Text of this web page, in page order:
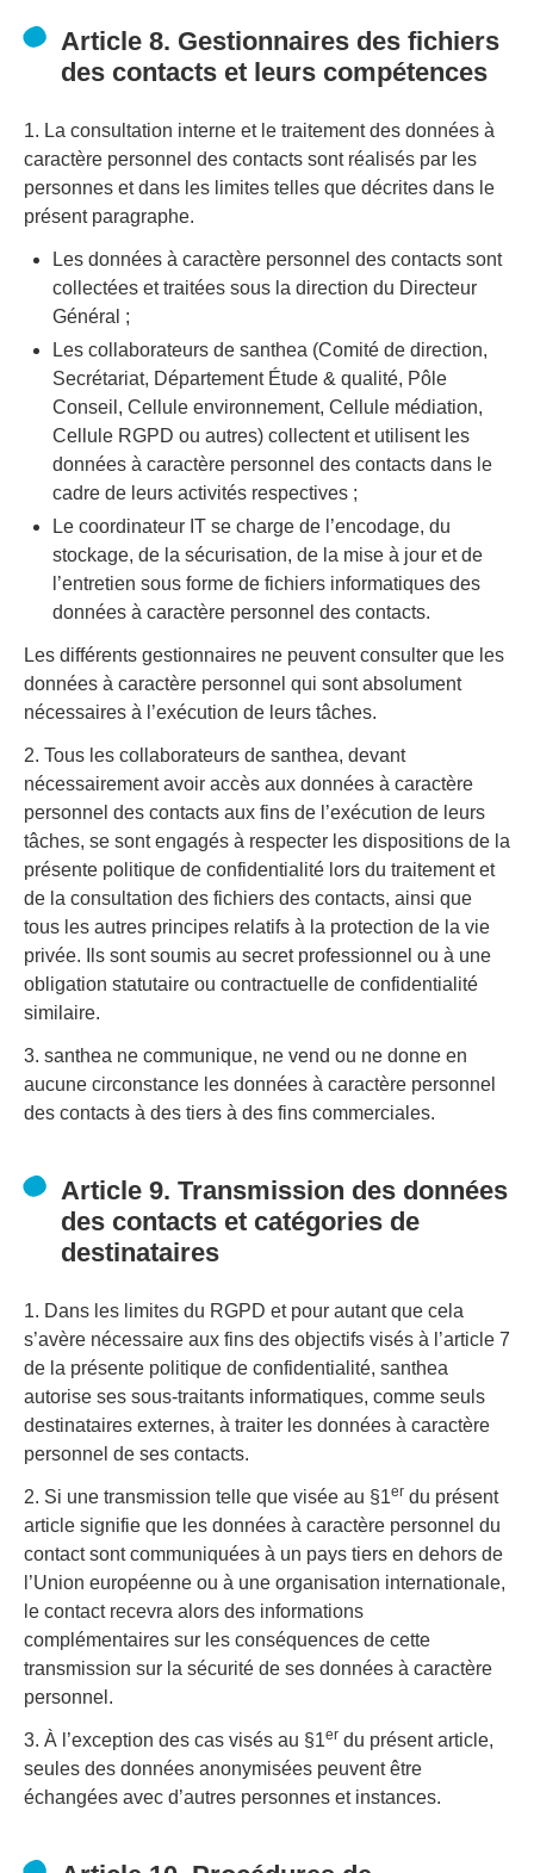
Article 8. Gestionnaires des fichiers
des contacts et leurs compétences
1. La consultation interne et le traitement des données à
caractère personnel des contacts sont réalisés par les
personnes et dans les limites telles que décrites dans le
présent paragraphe.
Les données à caractère personnel des contacts sont
collectées et traitées sous la direction du Directeur
Général ;
Les collaborateurs de santhea (Comité de direction,
Secrétariat, Département Étude & qualité, Pôle
Conseil, Cellule environnement, Cellule médiation,
Cellule RGPD ou autres) collectent et utilisent les
données à caractère personnel des contacts dans le
cadre de leurs activités respectives ;
Le coordinateur IT se charge de l’encodage, du
stockage, de la sécurisation, de la mise à jour et de
l’entretien sous forme de fichiers informatiques des
données à caractère personnel des contacts.
Les différents gestionnaires ne peuvent consulter que les
données à caractère personnel qui sont absolument
nécessaires à l’exécution de leurs tâches.
2. Tous les collaborateurs de santhea, devant
nécessairement avoir accès aux données à caractère
personnel des contacts aux fins de l’exécution de leurs
tâches, se sont engagés à respecter les dispositions de la
présente politique de confidentialité lors du traitement et
de la consultation des fichiers des contacts, ainsi que
tous les autres principes relatifs à la protection de la vie
privée. Ils sont soumis au secret professionnel ou à une
obligation statutaire ou contractuelle de confidentialité
similaire.
3. santhea ne communique, ne vend ou ne donne en
aucune circonstance les données à caractère personnel
des contacts à des tiers à des fins commerciales.
Article 9. Transmission des données
des contacts et catégories de
destinataires
1. Dans les limites du RGPD et pour autant que cela
s’avère nécessaire aux fins des objectifs visés à l’article 7
de la présente politique de confidentialité, santhea
autorise ses sous-traitants informatiques, comme seuls
destinataires externes, à traiter les données à caractère
personnel de ses contacts.
2. Si une transmission telle que visée au §1er du présent
article signifie que les données à caractère personnel du
contact sont communiquées à un pays tiers en dehors de
l’Union européenne ou à une organisation internationale,
le contact recevra alors des informations
complémentaires sur les conséquences de cette
transmission sur la sécurité de ses données à caractère
personnel.
3. À l’exception des cas visés au §1er du présent article,
seules des données anonymisées peuvent être
échangées avec d’autres personnes et instances.